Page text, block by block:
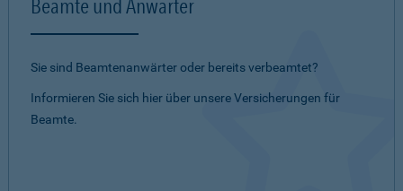
Beamte und Anwärter
Sie sind Beamtenanwärter oder bereits verbeamtet?
Informieren Sie sich hier über unsere Versicherungen für
Beamte.